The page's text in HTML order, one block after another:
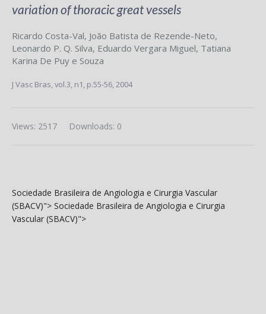
variation of thoracic great vessels
Ricardo Costa-Val, João Batista de Rezende-Neto,
Leonardo P. Q. Silva, Eduardo Vergara Miguel, Tatiana
Karina De Puy e Souza
J Vasc Bras,vol.3, n1, p.55-56, 2004
Downloads: 0
Views: 2517
Sociedade Brasileira de Angiologia e Cirurgia Vascular
(SBACV)"> Sociedade Brasileira de Angiologia e Cirurgia
Vascular (SBACV)">